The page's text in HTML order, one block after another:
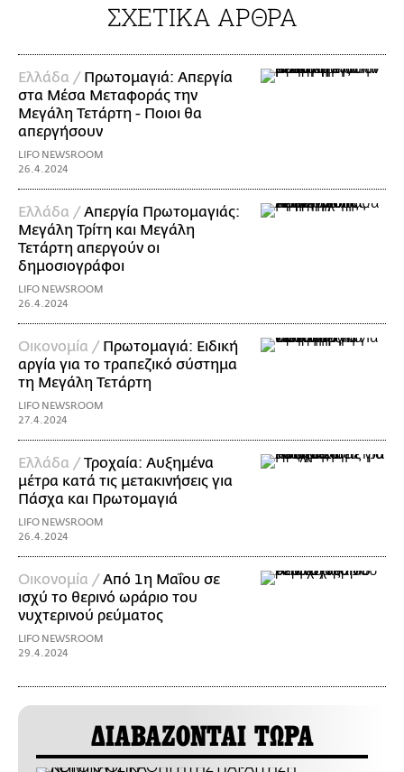
ΣΧΕΤΙΚΑ ΑΡΘΡΑ
Ελλάδα / Πρωτομαγιά: Απεργία
στα Mέσα Μεταφοράς την
Μεγάλη Τετάρτη - Ποιοι θα
απεργήσουν
LIFO NEWSROOM
26.4.2024
Ελλάδα / Απεργία Πρωτομαγιάς:
Μεγάλη Τρίτη και Μεγάλη
Τετάρτη απεργούν οι
δημοσιογράφοι
LIFO NEWSROOM
26.4.2024
Οικονομία / Πρωτομαγιά: Ειδική
αργία για το τραπεζικό σύστημα
τη Μεγάλη Τετάρτη
LIFO NEWSROOM
27.4.2024
Ελλάδα / Τροχαία: Αυξημένα
μέτρα κατά τις μετακινήσεις για
Πάσχα και Πρωτομαγιά
LIFO NEWSROOM
26.4.2024
Οικονομία / Από 1η Μαΐου σε
ισχύ το θερινό ωράριο του
νυχτερινού ρεύματος
LIFO NEWSROOM
29.4.2024
ΔΙΑΒΑΖΟΝΤΑΙ ΤΩΡΑ